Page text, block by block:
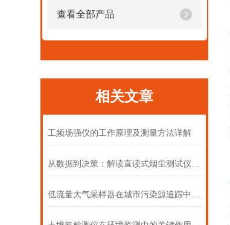
查看全部产品
相关文章
工频场强仪的工作原理及测量方法详解